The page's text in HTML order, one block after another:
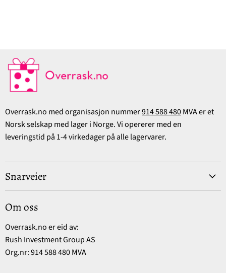
Overrask.no med organisasjon nummer914 588 480MVA er et
Norsk selskap med lager i Norge. Vi opererer med en
leveringstid på 1-4 virkedager på alle lagervarer.
Snarveier
Om oss
Overrask.no er eid av:
Rush Investment Group AS
Org.nr: 914 588 480 MVA